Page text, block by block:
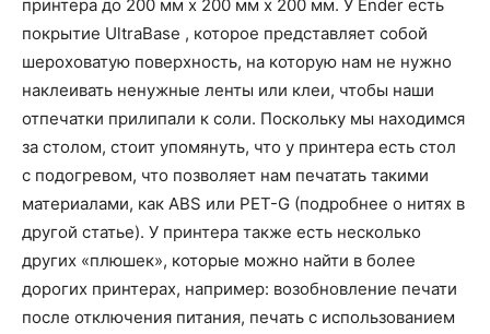
принтера до 200 мм x 200 мм x 200 мм. У Ender есть
покрытие UltraBase , которое представляет собой
шероховатую поверхность, на которую нам не нужно
наклеивать ненужные ленты или клеи, чтобы наши
отпечатки прилипали к соли. Поскольку мы находимся
за столом, стоит упомянуть, что у принтера есть стол
с подогревом, что позволяет нам печатать такими
материалами, как ABS или PET-G (подробнее о нитях в
другой статье). У принтера также есть несколько
других «плюшек», которые можно найти в более
дорогих принтерах, например: возобновление печати
после отключения питания, печать с использованием